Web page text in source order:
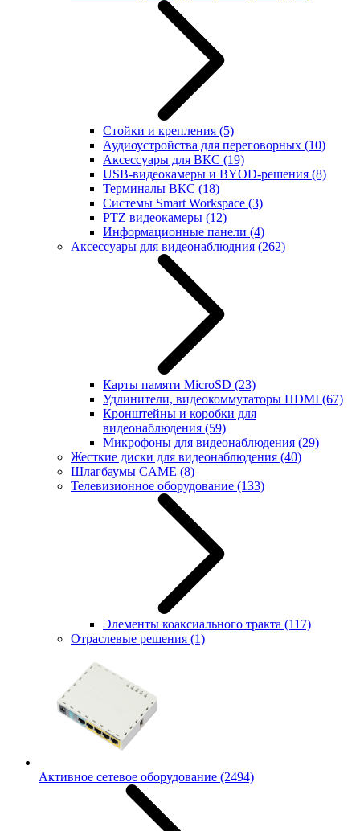
Стойки и крепления (5)
Аудиоустройства для переговорных (10)
Аксессуары для ВКС (19)
USB-видеокамеры и BYOD-решения (8)
Терминалы ВКС (18)
Системы Smart Workspace (3)
PTZ видеокамеры (12)
Информационные панели (4)
Аксессуары для видеонаблюдния (262)
Карты памяти MicroSD (23)
Удлинители, видеокоммутаторы HDMI (67)
Кронштейны и коробки для
видеонаблюдения (59)
Микрофоны для видеонаблюдения (29)
Жесткие диски для видеонаблюдения (40)
Шлагбаумы CAME (8)
Телевизионное оборудование (133)
Элементы коаксиального тракта (117)
Отраслевые решения (1)
Активное сетевое оборудование (2494)